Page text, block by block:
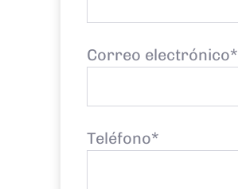
Correo electrónico*
Teléfono*